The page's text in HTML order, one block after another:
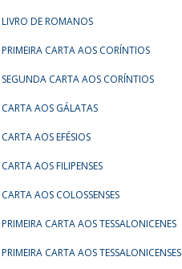
LIVRO DE ROMANOS
PRIMEIRA CARTA AOS CORÍNTIOS
SEGUNDA CARTA AOS CORÍNTIOS
CARTA AOS GÁLATAS
CARTA AOS EFÉSIOS
CARTA AOS FILIPENSES
CARTA AOS COLOSSENSES
PRIMEIRA CARTA AOS TESSALONICENES
PRIMEIRA CARTA AOS TESSALONICENSES